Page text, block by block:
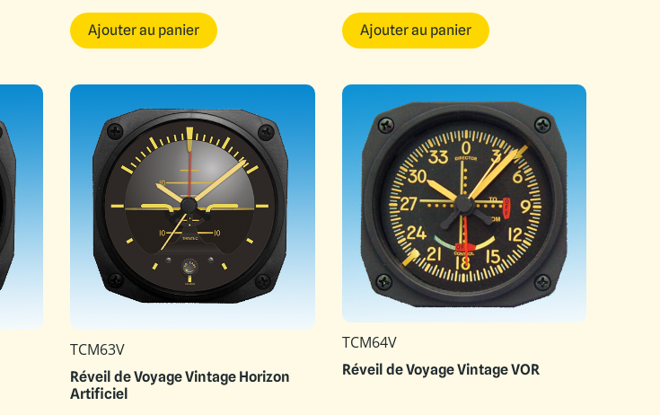
Ajouter au panier Ajouter au panier
TCM63V
Réveil de Voyage Vintage Horizon
Artificiel
TCM64V
Réveil de Voyage Vintage VOR